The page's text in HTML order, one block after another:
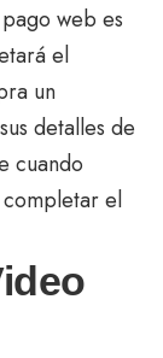
web es
el
un
detalles de
cuando
el